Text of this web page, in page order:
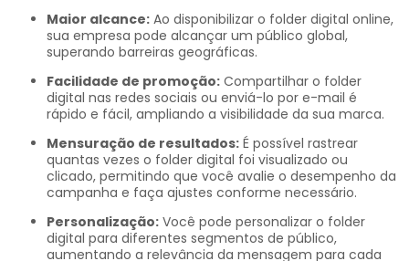
Maior alcance: Ao disponibilizar o folder digital online,
sua empresa pode alcançar um público global,
superando barreiras geográficas.
Facilidade de promoção: Compartilhar o folder
digital nas redes sociais ou enviá-lo por e-mail é
rápido e fácil, ampliando a visibilidade da sua marca.
Mensuração de resultados: É possível rastrear
quantas vezes o folder digital foi visualizado ou
clicado, permitindo que você avalie o desempenho da
campanha e faça ajustes conforme necessário.
Personalização: Você pode personalizar o folder
digital para diferentes segmentos de público,
aumentando a relevância da mensagem para cada